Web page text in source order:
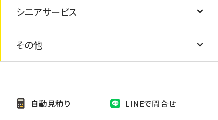
防水工事
外壁シーリング補修
雨樋修繕/つまり
太陽熱温水器の処分
家具の処分
蛇口の水漏れ
エアコンの撤去・処分
障子・襖の張り替え
網戸の交換
カーテン取り替け
引越し手伝い
シニアサービス
安心シニアサービス
その他
ペットのお世話・散歩代行
自動見積り
LINEで問合せ